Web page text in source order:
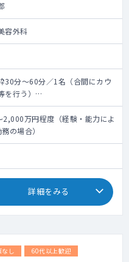
容外科
30分～60分／1名（合間にカウ
を行う）
なし
万円程度（経験・能力によ
の場合）
詳細をみる
なし
60代以上歓迎